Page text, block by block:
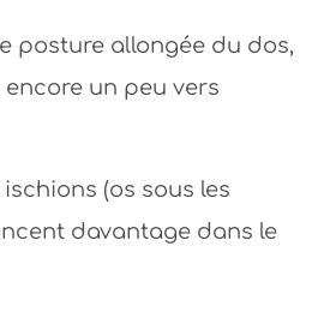
posture allongée du dos,
un peu vers
(os sous les
davantage dans le